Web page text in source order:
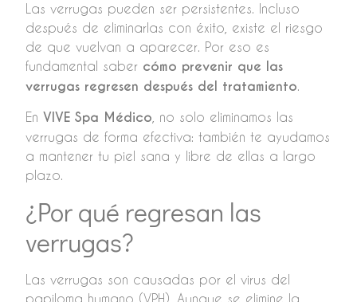
Las verrugas pueden ser persistentes. Incluso
después de eliminarlas con éxito, existe el riesgo
de que vuelvan a aparecer. Por eso es
fundamental saber cómo prevenir que las
verrugas regresen después del tratamiento.
En VIVE Spa Médico , no solo eliminamos las
verrugas de forma efectiva: también te ayudamos
a mantener tu piel sana y libre de ellas a largo
plazo.
¿Por qué regresan las
verrugas?
Las verrugas son causadas por el virus del
papiloma humano (VPH). Aunque se elimine la